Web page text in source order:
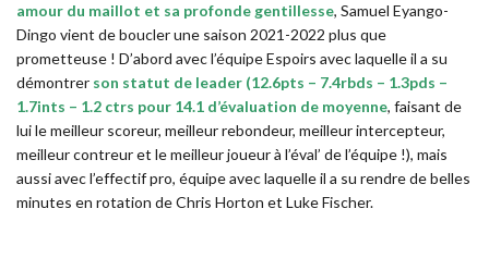
amour du maillot et sa profonde gentillesse, Samuel Eyango-
Dingo vient de boucler une saison 2021-2022 plus que
prometteuse ! D’abord avec l’équipe Espoirs avec laquelle il a su
démontrer son statut de leader (12.6pts – 7.4rbds – 1.3pds –
1.7ints – 1.2 ctrs pour 14.1 d’évaluation de moyenne, faisant de
lui le meilleur scoreur, meilleur rebondeur, meilleur intercepteur,
meilleur contreur et le meilleur joueur à l’éval’ de l’équipe !), mais
aussi avec l’effectif pro, équipe avec laquelle il a su rendre de belles
minutes en rotation de Chris Horton et Luke Fischer.